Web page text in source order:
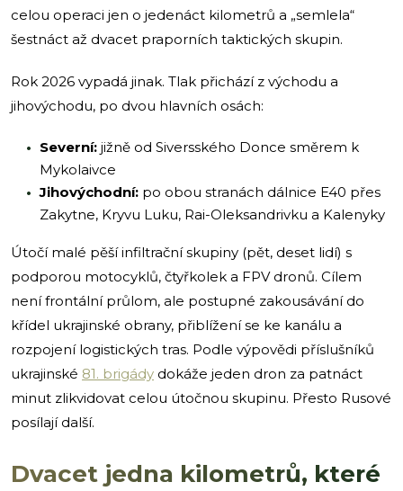
celou operaci jen o jedenáct kilometrů a „semlela“
šestnáct až dvacet praporních taktických skupin.
Rok 2026 vypadá jinak. Tlak přichází z východu a
jihovýchodu, po dvou hlavních osách:
Severní: jižně od Siversského Donce směrem k
Mykolaivce
Jihovýchodní: po obou stranách dálnice E40 přes
Zakytne, Kryvu Luku, Rai-Oleksandrivku a Kalenyky
Útočí malé pěší infiltrační skupiny (pět, deset lidí) s
podporou motocyklů, čtyřkolek a FPV dronů. Cílem
není frontální průlom, ale postupné zakousávání do
křídel ukrajinské obrany, přiblížení se ke kanálu a
rozpojení logistických tras. Podle výpovědi příslušníků
ukrajinské 81. brigády dokáže jeden dron za patnáct
minut zlikvidovat celou útočnou skupinu. Přesto Rusové
posílají další.
Dvacet jedna kilometrů, které